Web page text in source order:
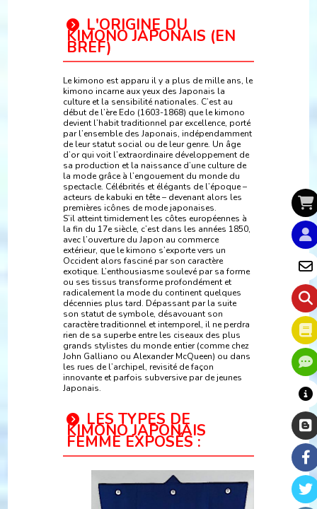
L'ORIGINE DU
KIMONO JAPONAIS (EN
BREF)
Le kimono est apparu il y a plus de mille ans, le
kimono incarne aux yeux des Japonais la
culture et la sensibilité nationales. C’est au
début de l’ère Edo (1603-1868) que le kimono
devient l’habit traditionnel par excellence, porté
par l’ensemble des Japonais, indépendamment
de leur statut social ou de leur genre. Un âge
d’or qui voit l’extraordinaire développement de
sa production et la naissance d’une culture de
la mode grâce à l’engouement du monde du
spectacle. Célébrités et élégants de l’époque –
acteurs de kabuki en tête – devenant alors les
premières icônes de mode japonaises.
S’il atteint timidement les côtes européennes à
la fin du 17e siècle, c’est dans les années 1850,
avec l’ouverture du Japon au commerce
extérieur, que le kimono s’exporte vers un
Occident alors fasciné par son caractère
exotique. L’enthousiasme soulevé par sa forme
ou ses tissus transforme profondément et
radicalement la mode du continent quelques
décennies plus tard. Dépassant par la suite
son statut de symbole, désavouant son
caractère traditionnel et intemporel, il ne perdra
rien de sa superbe entre les ciseaux des plus
grands stylistes du monde entier (comme chez
John Galliano ou Alexander McQueen) ou dans
les rues de l’archipel, revisité de façon
innovante et parfois subversive par de jeunes
Japonais.
LES TYPES DE
KIMONO JAPONAIS
FEMME EXPOSÉS :